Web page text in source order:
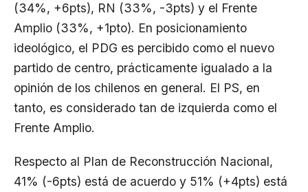
(34%, +6pts), RN (33%, -3pts) y el Frente
Amplio (33%, +1pto). En posicionamiento
ideológico, el PDG es percibido como el nuevo
partido de centro, prácticamente igualado a la
opinión de los chilenos en general. El PS, en
tanto, es considerado tan de izquierda como el
Frente Amplio.
Respecto al Plan de Reconstrucción Nacional,
41% (-6pts) está de acuerdo y 51% (+4pts) está